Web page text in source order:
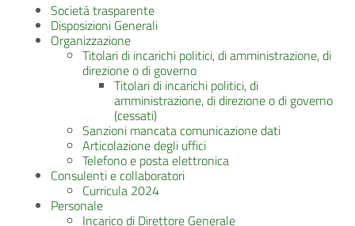
Società trasparente
Disposizioni Generali
Organizzazione
Titolari di incarichi politici, di amministrazione, di
direzione o di governo
Titolari di incarichi politici, di
amministrazione, di direzione o di governo
(cessati)
Sanzioni mancata comunicazione dati
Articolazione degli uffici
Telefono e posta elettronica
Consulenti e collaboratori
Curricula 2024
Personale
Incarico di Direttore Generale